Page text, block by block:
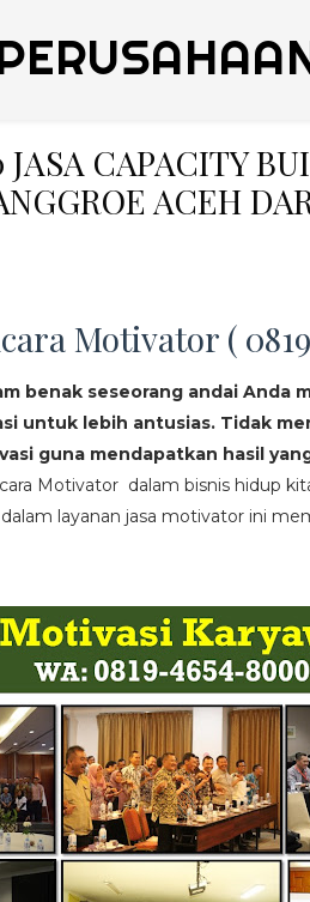
CAPACITY
ACEH
Motivator (
benak seseorang andai Anda
untuk lebih antusias. Tidak
guna mendapatkan hasil
Motivator dalam bisnis hidup
layanan jasa motivator ini